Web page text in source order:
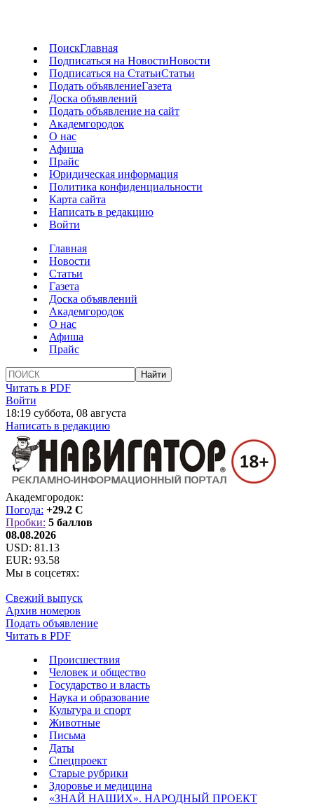
ПоискГлавная
Подписаться на НовостиНовости
Подписаться на СтатьиСтатьи
Подать объявлениеГазета
Доска объявлений
Подать объявление на сайт
Академгородок
О нас
Афиша
Прайс
Юридическая информация
Политика конфиденциальности
Карта сайта
Написать в редакцию
Войти
Главная
Новости
Статьи
Газета
Доска объявлений
Академгородок
О нас
Афиша
Прайс
Читать в PDF
Войти
18:19 суббота, 08 августа
Написать в редакцию
Академгородок:
Погода: +29.2 C
Пробки: 5 баллов
08.08.2026
USD: 81.13
EUR: 93.58
Мы в соцсетях:
Свежий выпуск
Архив номеров
Подать объявление
Читать в PDF
Происшествия
Человек и общество
Государство и власть
Наука и образование
Культура и спорт
Животные
Письма
Даты
Спецпроект
Старые рубрики
Здоровье и медицина
«ЗНАЙ НАШИХ». НАРОДНЫЙ ПРОЕКТ